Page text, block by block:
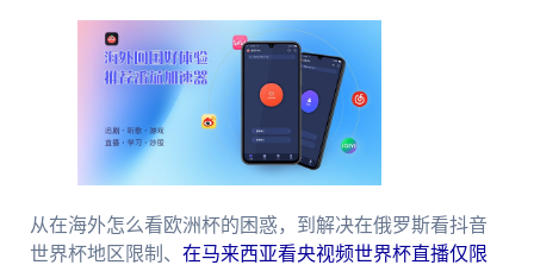
从在海外怎么看欧洲杯的困惑，到解决在俄罗斯看抖音
世界杯地区限制、 在马来西亚看央视频世界杯直播仅限